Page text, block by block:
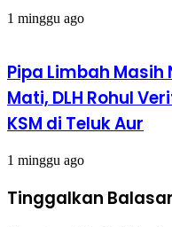
1 minggu ago
Pipa Limbah
Mati, DLH Rohul
KSM di Teluk Aur
1 minggu ago
Tinggalkan